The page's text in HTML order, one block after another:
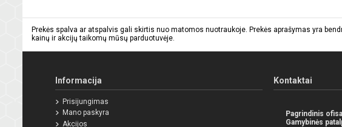
Prekės spalva ar atspalvis gali skirtis nuo matomos nuotraukoje. Prekės aprašymas yra
kainų ir akcijų taikomų mūsų parduotuvėje.
Informacija
Prisijungimas
Mano paskyra
Akcijos
Kontaktai
Pagrindinis
Gamybinės